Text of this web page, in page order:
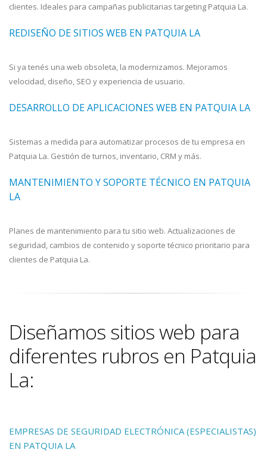
clientes. Ideales para campañas publicitarias targeting Patquia La.
REDISEÑO DE SITIOS WEB EN PATQUIA LA
Si ya tenés una web obsoleta, la modernizamos. Mejoramos
velocidad, diseño, SEO y experiencia de usuario.
DESARROLLO DE APLICACIONES WEB EN PATQUIA LA
Sistemas a medida para automatizar procesos de tu empresa en
Patquia La. Gestión de turnos, inventario, CRM y más.
MANTENIMIENTO Y SOPORTE TÉCNICO EN PATQUIA
LA
Planes de mantenimiento para tu sitio web. Actualizaciones de
seguridad, cambios de contenido y soporte técnico prioritario para
clientes de Patquia La.
Diseñamos sitios web para
diferentes rubros en Patquia
La:
EMPRESAS DE SEGURIDAD ELECTRÓNICA (ESPECIALISTAS)
EN PATQUIA LA